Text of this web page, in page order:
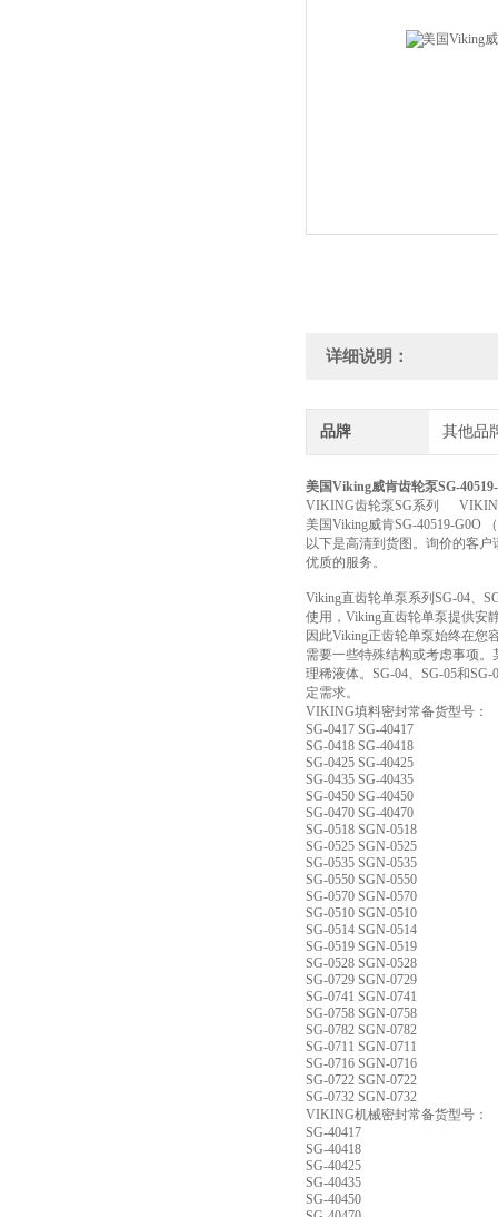
详细说明：
品牌 其他品
美国Viking威肯齿轮泵SG-
VIKING齿轮泵SG系列
美国Viking威肯SG-40519-G0O
以下是高清到货图。询价的客
优质的服务。
Viking直齿轮单泵系列SG-04、
使用，Viking直齿轮单泵提供安
因此Viking正齿轮单泵始终在您
需要一些特殊结构或考虑事项。
理稀液体。SG-04、SG-05和
定需求。
VIKING填料密封常备货型号：
SG-0417 SG-40417
SG-0418 SG-40418
SG-0425 SG-40425
SG-0435 SG-40435
SG-0450 SG-40450
SG-0470 SG-40470
SG-0518 SGN-0518
SG-0525 SGN-0525
SG-0535 SGN-0535
SG-0550 SGN-0550
SG-0570 SGN-0570
SG-0510 SGN-0510
SG-0514 SGN-0514
SG-0519 SGN-0519
SG-0528 SGN-0528
SG-0729 SGN-0729
SG-0741 SGN-0741
SG-0758 SGN-0758
SG-0782 SGN-0782
SG-0711 SGN-0711
SG-0716 SGN-0716
SG-0722 SGN-0722
SG-0732 SGN-0732
VIKING机械密封常备货型号：
SG-40417
SG-40418
SG-40425
SG-40435
SG-40450